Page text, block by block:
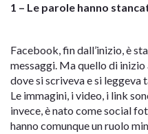
1 – Le parole hanno
Facebook, fin dall’inizio, è
messaggi. Ma quello di inizio
dove si scriveva e si leggeva
Le immagini, i video, i link
invece, è nato come social
hanno comunque un ruolo